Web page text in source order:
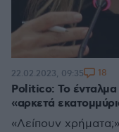
Politico: Το ένταλμα
«αρκετά
«Λείπουν
22.02.2023, 09:35 18